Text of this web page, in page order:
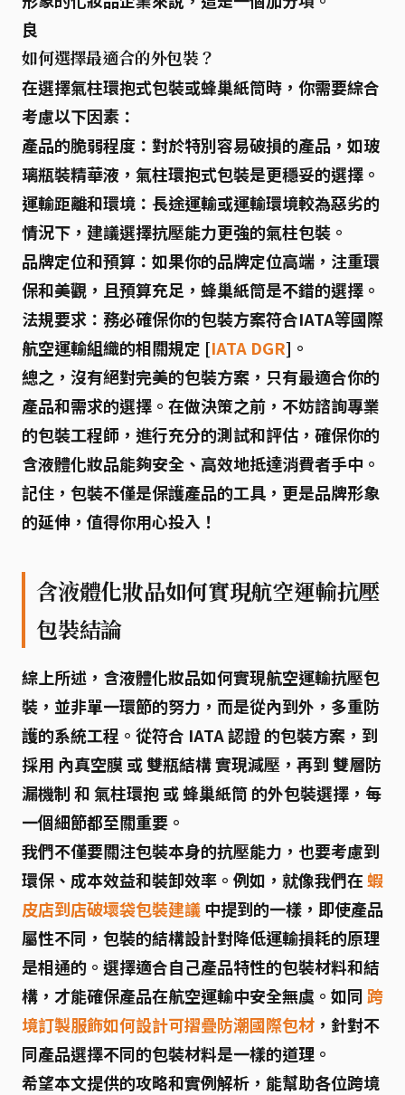
良
如何選擇最適合的外包裝？
在選擇氣柱環抱式包裝或蜂巢紙筒時，你需要綜合
考慮以下因素：
產品的脆弱程度 ：對於特別容易破損的產品，如玻
璃瓶裝精華液，氣柱環抱式包裝是更穩妥的選擇。
運輸距離和環境 ：長途運輸或運輸環境較為惡劣的
情況下，建議選擇抗壓能力更強的氣柱包裝。
品牌定位和預算 ：如果你的品牌定位高端，注重環
保和美觀，且預算充足，蜂巢紙筒是不錯的選擇。
法規要求 ：務必確保你的包裝方案符合IATA等國際
航空運輸組織的相關規定 [IATA DGR]。
總之，沒有絕對完美的包裝方案，只有最適合你的
產品和需求的選擇。在做決策之前，不妨諮詢專業
的包裝工程師，進行充分的測試和評估，確保你的
含液體化妝品能夠安全、高效地抵達消費者手中。
記住，包裝不僅是保護產品的工具，更是品牌形象
的延伸，值得你用心投入！
含液體化妝品如何實現航空運輸抗壓
包裝結論
綜上所述， 含液體化妝品如何實現航空運輸抗壓包
裝 ，並非單一環節的努力，而是從內到外，多重防
護的系統工程。從符合 IATA 認證的包裝方案，到
採用 內真空膜或雙瓶結構實現減壓，再到雙層防
漏機制和氣柱環抱或蜂巢紙筒的外包裝選擇，每
一個細節都至關重要。
我們不僅要關注包裝本身的抗壓能力，也要考慮到
環保、成本效益和裝卸效率。例如，就像我們在蝦
皮店到店破壞袋包裝建議中提到的一樣，即使產品
屬性不同，包裝的結構設計對降低運輸損耗的原理
是相通的。選擇適合自己產品特性的包裝材料和結
構，才能確保產品在航空運輸中安全無虞。如同 跨
境訂製服飾如何設計可摺疊防潮國際包材 ，針對不
同產品選擇不同的包裝材料是一樣的道理。
希望本文提供的攻略和實例解析，能幫助各位跨境